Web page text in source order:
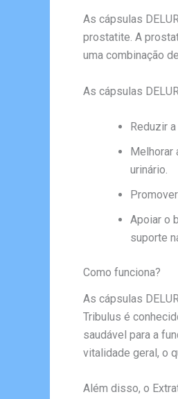
As cápsulas
prostatite. A
uma combinação
As cápsulas
Reduzir
Melhorar
urinário.
Apoiar o
suporte
Como funciona?
As cápsulas
Tribulus é
saudável para a
vitalidade geral, o
Além disso, o